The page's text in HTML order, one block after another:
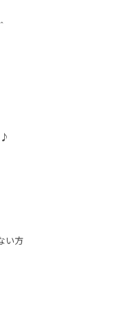
い方